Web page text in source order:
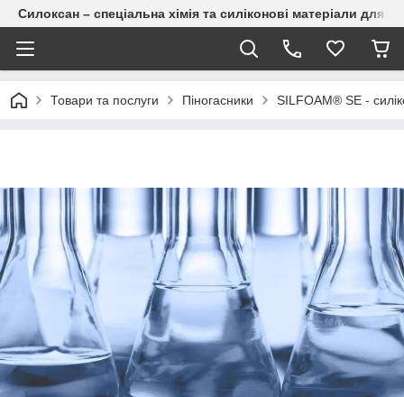
Силоксан – спеціальна хімія та силіконові матеріали для
Товари та послуги Піногасники SILFOAM® SE -